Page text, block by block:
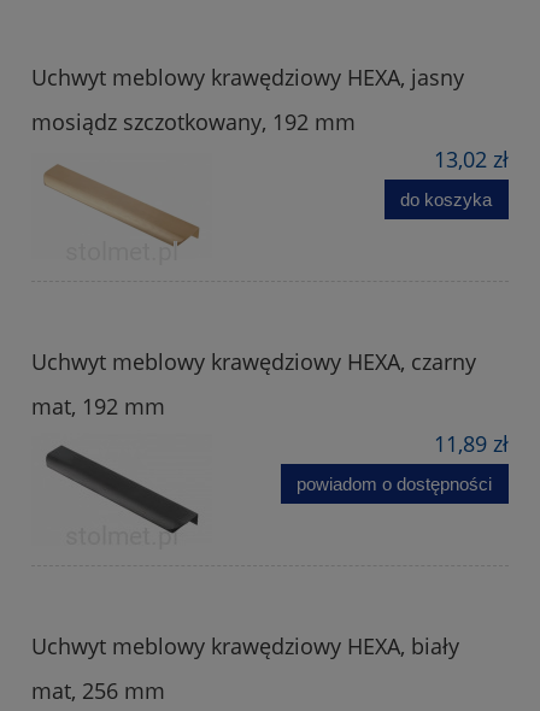
Uchwyt meblowy krawędziowy HEXA, jasny
mosiądz szczotkowany, 192 mm
13,02 zł
do koszyka
Uchwyt meblowy krawędziowy HEXA, czarny
mat, 192 mm
11,89 zł
powiadom o dostępności
Uchwyt meblowy krawędziowy HEXA, biały
mat, 256 mm